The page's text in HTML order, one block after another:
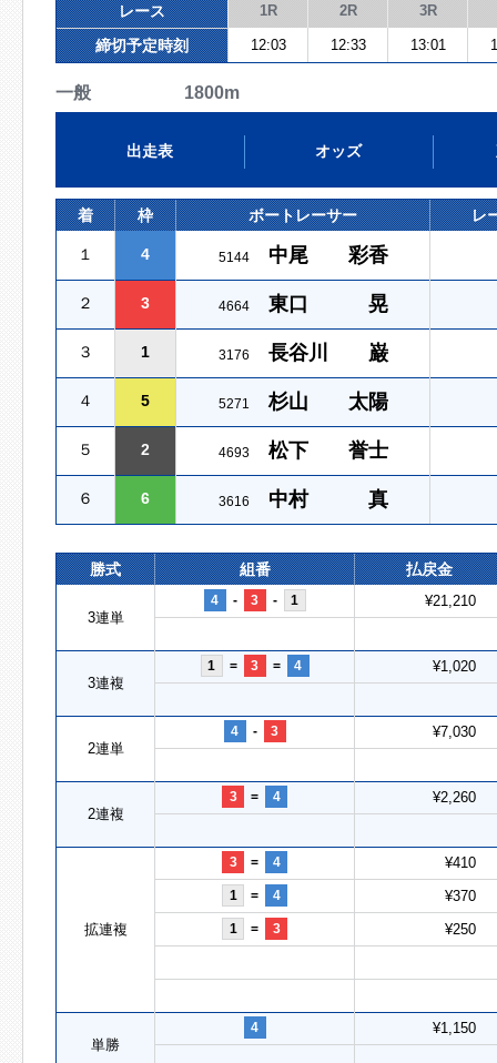
レース 1R 2R 3R
締切予定時刻 12:03 12:33 13:01
一般 1800m
出走表 オッズ
着 枠 ボートレーサー レ
１ 4 5144 中尾 彩香
２ 3 4664 東口 晃
３ 1 3176 長谷川 巌
４ 5 5271 杉山 太陽
５ 2 4693 松下 誉士
６ 6 3616 中村 真
勝式 組番 払戻金
3連単
4 - 3 - 1 ¥21,210
3連複
1 = 3 = 4 ¥1,020
2連単
4 - 3 ¥7,030
2連複
3 = 4 ¥2,260
拡連複
3 = 4 ¥410
1 = 4 ¥370
1 = 3 ¥250
単勝
4 ¥1,150